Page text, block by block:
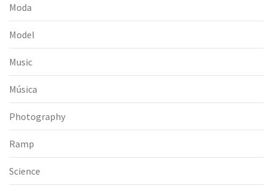
Moda
Model
Music
Música
Photography
Ramp
Science